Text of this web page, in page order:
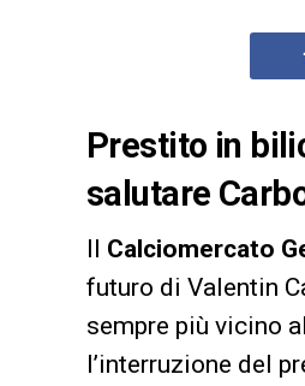
Prestito in
salutare
Il Calciomercato
futuro di Valentin
sempre più vicino
l’interruzione del